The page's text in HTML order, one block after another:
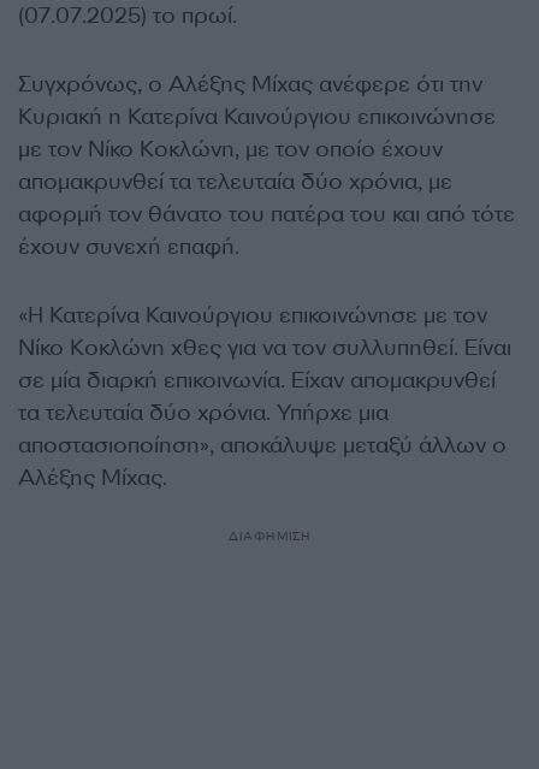
(07.07.2025) το πρωί.
Συγχρόνως, ο Αλέξης Μίχας ανέφερε ότι την
Κυριακή η Κατερίνα Καινούργιου επικοινώνησε
με τον Νίκο Κοκλώνη, με τον οποίο έχουν
απομακρυνθεί τα τελευταία δύο χρόνια, με
αφορμή τον θάνατο του πατέρα του και από τότε
έχουν συνεχή επαφή.
«Η Κατερίνα Καινούργιου επικοινώνησε με τον
Νίκο Κοκλώνη χθες για να τον συλλυπηθεί. Είναι
σε μία διαρκή επικοινωνία. Είχαν απομακρυνθεί
τα τελευταία δύο χρόνια. Υπήρχε μια
αποστασιοποίηση», αποκάλυψε μεταξύ άλλων ο
Αλέξης Μίχας.
ΔΙΑΦΗΜΙΣΗ